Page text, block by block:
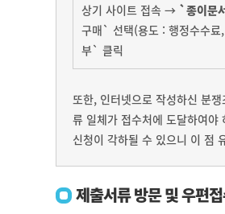
상기 사이트 접속 → `종이문
구매` 선택(용도 : 행정수수
부` 클릭
또한, 인터넷으로 작성하신 분
류 일체가 접수처에 도달하여야
신청이 각하될 수 있으니 이 점
제출서류 방문 및 우편